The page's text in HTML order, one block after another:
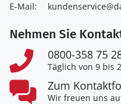
E-Mail:
Nehmen Sie
0800-358 75
Täglich von 9 bis
Zum
Wir freuen uns